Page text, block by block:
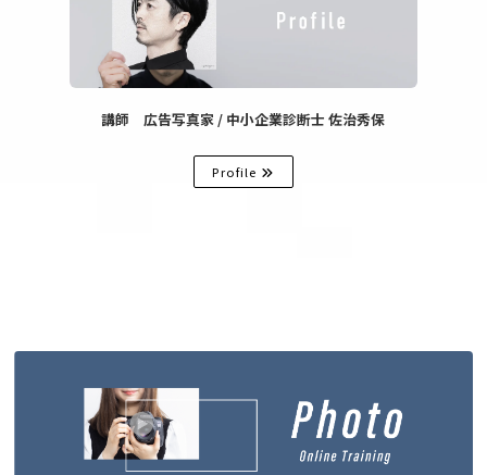
講師 広告写真家 / 中小企業診断士 佐治秀保
Profile